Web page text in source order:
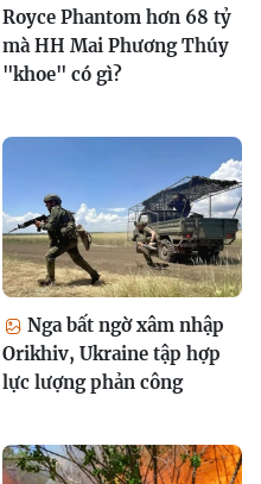
Royce Phantom hơn 68 tỷ
mà HH Mai Phương Thúy
"khoe" có gì?
Nga bất ngờ xâm nhập
Orikhiv, Ukraine tập hợp
lực lượng phản công